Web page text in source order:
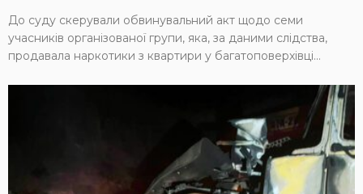
До суду скерували обвинувальний акт щодо семи
учасників організованої групи, яка, за даними слідства,
продавала наркотики з квартири у багатоповерхівці...